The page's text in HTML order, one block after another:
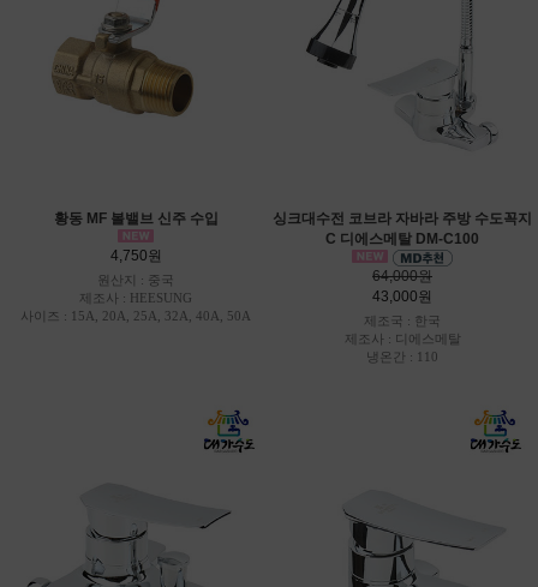
황동 MF 볼밸브 신주 수입
4,750원
원산지 : 중국
제조사 : HEESUNG
사이즈 : 15A, 20A, 25A, 32A, 40A, 50A
싱크대수전 코브라 자바라 주방 수도꼭지
C 디에스메탈 DM-C100
64,000원
43,000원
제조국 : 한국
제조사 : 디에스메탈
냉온간 : 110